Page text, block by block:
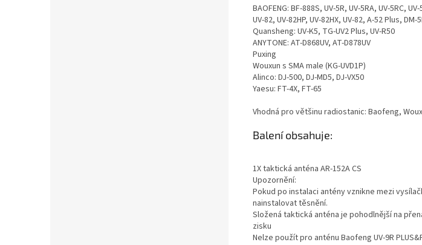
BAOFENG: BF-888S, UV-5R, UV-5RA, UV-5RC,
UV-82, UV-82HP, UV-82HX, UV-82, A-52 Plus, DM-
Quansheng: UV-K5, TG-UV2 Plus, UV-R50
ANYTONE: AT-D868UV, AT-D878UV
Puxing
Wouxun s SMA male (KG-UVD1P)
Alinco: DJ-500, DJ-MD5, DJ-VX50
Yaesu: FT-4X, FT-65
Vhodná pro většinu radiostanic: Baofeng,
Balení obsahuje:
1X taktická anténa AR-152A CS
Upozornění:
Pokud po instalaci antény vznikne mezi
nainstalovat těsnění.
Složená taktická anténa je pohodlnější na
zisku
Nelze použít pro anténu Baofeng UV-9R